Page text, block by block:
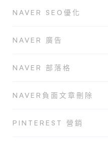
NAVER SEO優化
NAVER 廣告
NAVER 部落格
NAVER負面文章刪除
PINTEREST 營銷